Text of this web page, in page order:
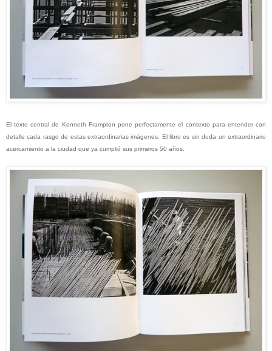
El texto central de Kenneth Frampton pone perfectamente el contexto para entender con
detalle cada rasgo de estas extraordinarias imágenes. El libro es sin duda un extraordinario
acercamiento a la ciudad que ya cumplió sus primeros 50 años.